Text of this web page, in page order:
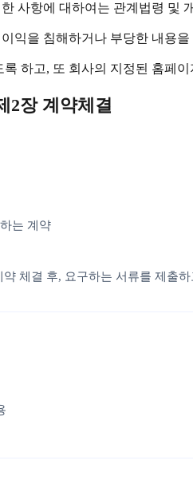
사항에 대하여는 관계법령 및
익을 침해하거나 부당한 내용을
하고, 또 회사의 지정된 홈페
2장 계약체결
는 계약
체결 후, 요구하는 서류를 제출